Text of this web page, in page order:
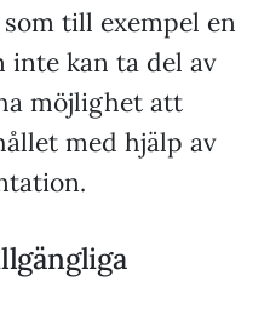
till exempel en
inte kan ta del av
möjlighet att
med hjälp av